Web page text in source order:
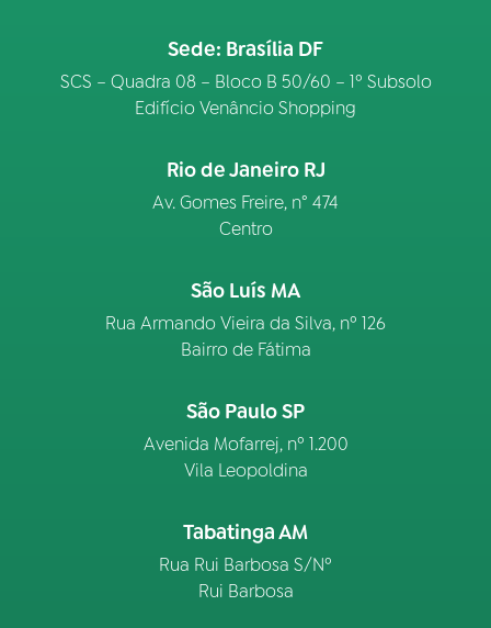
Sede: Brasília DF
SCS – Quadra 08 – Bloco B 50/60 – 1º Subsolo
Edifício Venâncio Shopping
Rio de Janeiro RJ
Av. Gomes Freire, n° 474
Centro
São Luís MA
Rua Armando Vieira da Silva, nº 126
Bairro de Fátima
São Paulo SP
Avenida Mofarrej, nº 1.200
Vila Leopoldina
Tabatinga AM
Rua Rui Barbosa S/Nº
Rui Barbosa